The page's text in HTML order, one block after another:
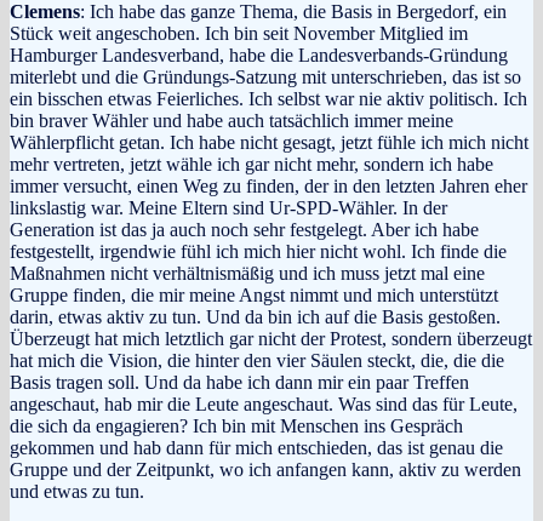
Clemens: Ich habe das ganze Thema, die Basis in Bergedorf, ein
Stück weit angeschoben. Ich bin seit November Mitglied im
Hamburger Landesverband, habe die Landesverbands-Gründung
miterlebt und die Gründungs-Satzung mit unterschrieben, das ist so
ein bisschen etwas Feierliches. Ich selbst war nie aktiv politisch. Ich
bin braver Wähler und habe auch tatsächlich immer meine
Wählerpflicht getan. Ich habe nicht gesagt, jetzt fühle ich mich nicht
mehr vertreten, jetzt wähle ich gar nicht mehr, sondern ich habe
immer versucht, einen Weg zu finden, der in den letzten Jahren eher
linkslastig war. Meine Eltern sind Ur-SPD-Wähler. In der
Generation ist das ja auch noch sehr festgelegt. Aber ich habe
festgestellt, irgendwie fühl ich mich hier nicht wohl. Ich finde die
Maßnahmen nicht verhältnismäßig und ich muss jetzt mal eine
Gruppe finden, die mir meine Angst nimmt und mich unterstützt
darin, etwas aktiv zu tun. Und da bin ich auf die Basis gestoßen.
Überzeugt hat mich letztlich gar nicht der Protest, sondern überzeugt
hat mich die Vision, die hinter den vier Säulen steckt, die, die die
Basis tragen soll. Und da habe ich dann mir ein paar Treffen
angeschaut, hab mir die Leute angeschaut. Was sind das für Leute,
die sich da engagieren? Ich bin mit Menschen ins Gespräch
gekommen und hab dann für mich entschieden, das ist genau die
Gruppe und der Zeitpunkt, wo ich anfangen kann, aktiv zu werden
und etwas zu tun.